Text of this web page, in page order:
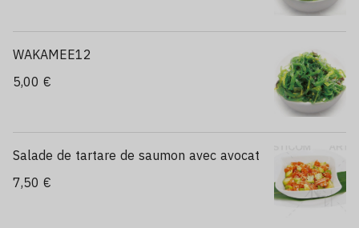
WAKAMEE12
5,00 €
Salade de tartare de saumon avec avocat
7,50 €